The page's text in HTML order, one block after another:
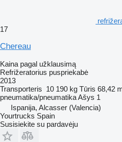
17
Chereau
Kaina pagal užklausimą
Refrižeratorius puspriekabė
2013
Transporteris 10 190 kg Tūris 68,42
pneumatika/pneumatikaAšys 1
Ispanija, Alcasser (Valencia)
Yourtrucks Spain
Susisiekite su pardavėju